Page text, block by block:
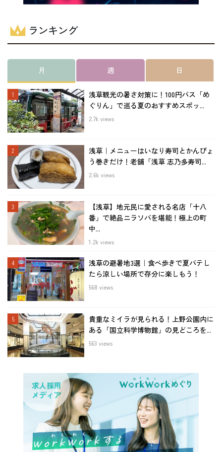
ランキング
月 週 日
浅草観光の暑さ対策に！100円バス「め
ぐりん」で巡る夏のおすすめスポッ...
2.7k views
浅草｜メニューはいなり寿司とかんぴょ
う巻きだけ！老舗「浅草 志乃多寿司...
2.6k views
【浅草】地元民に愛される名店「十八
番」で絶品ニラソバを堪能！極上の町
中...
1.2k views
浅草の避暑地3選｜食べ歩きで夏バテし
たら涼しい場所で存分に楽しもう！
568 views
貴重なミイラが見られる！上野公園内に
ある「国立科学博物館」の見どころを...
563 views